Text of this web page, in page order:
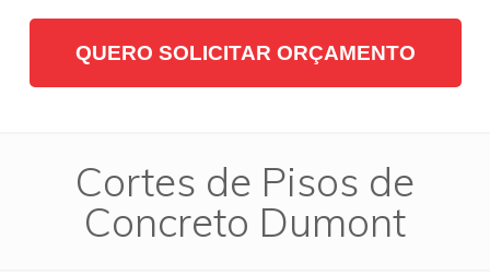
QUERO SOLICITAR ORÇAMENTO
Cortes de Pisos de
Concreto Dumont